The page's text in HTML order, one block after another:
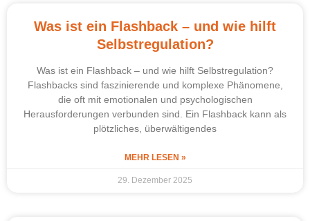
Was ist ein Flashback – und wie hilft
Selbstregulation?
Was ist ein Flashback – und wie hilft Selbstregulation?
Flashbacks sind faszinierende und komplexe Phänomene,
die oft mit emotionalen und psychologischen
Herausforderungen verbunden sind. Ein Flashback kann als
plötzliches, überwältigendes
MEHR LESEN »
29. Dezember 2025